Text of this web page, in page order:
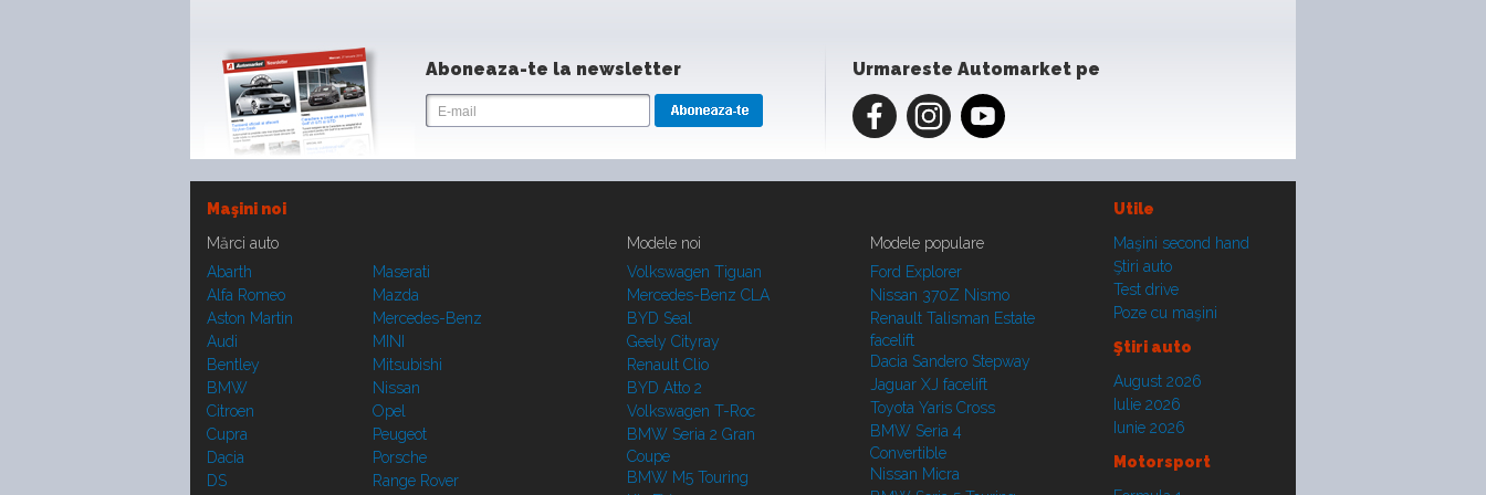
Aboneaza-te la newsletter Urmareste Automarket pe
Maşini noi
Utile
Mărci auto
Abarth
Alfa Romeo
Aston Martin
Audi
Bentley
BMW
Citroen
Cupra
Dacia
DS
Maserati
Mazda
Mercedes-Benz
MINI
Mitsubishi
Nissan
Opel
Peugeot
Porsche
Range Rover
Modele noi
Volkswagen Tiguan
Mercedes-Benz CLA
BYD Seal
Geely Cityray
Renault Clio
BYD Atto 2
Volkswagen T-Roc
BMW Seria 2 Gran
Coupe
BMW M5 Touring
Modele populare
Ford Explorer
Nissan 370Z Nismo
Renault Talisman Estate
facelift
Dacia Sandero Stepway
Jaguar XJ facelift
Toyota Yaris Cross
BMW Seria 4
Convertible
Nissan Micra
Maşini second hand
Ştiri auto
Test drive
Poze cu maşini
Ştiri auto
August 2026
Iulie 2026
Iunie 2026
Motorsport